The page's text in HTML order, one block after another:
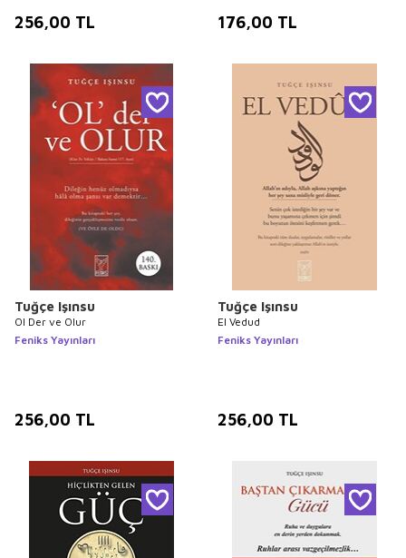
256,00 TL 176,00 TL
Tuğçe Işınsu
Ol Der ve Olur
Feniks Yayınları
256,00 TL
Tuğçe Işınsu
El Vedud
Feniks Yayınları
256,00 TL